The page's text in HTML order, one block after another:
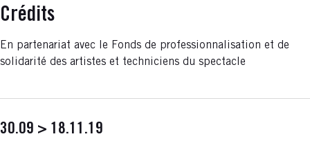
Crédits
En partenariat avec le Fonds de professionnalisation et de
solidarité des artistes et techniciens du spectacle
30.09 > 18.11.19